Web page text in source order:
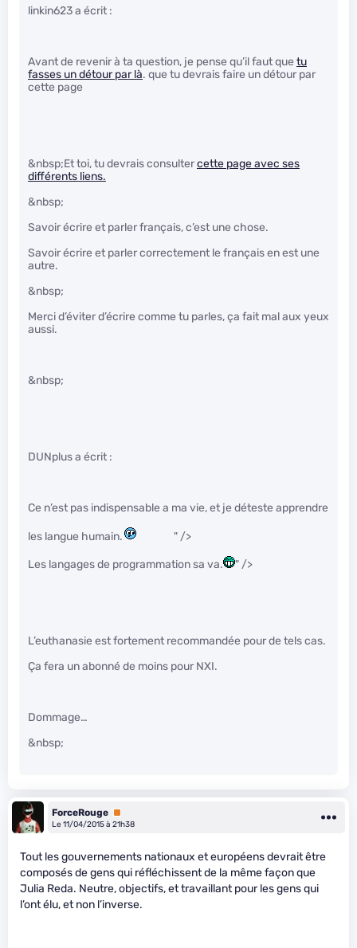
linkin623 a écrit :
Avant de revenir à ta question, je pense qu’il faut que tu
fasses un détour par là. que tu devrais faire un détour par
cette page
&nbsp;Et toi, tu devrais consultercette page avec ses
différents liens.
&nbsp;
Savoir écrire et parler français, c’est une chose.
Savoir écrire et parler correctement le français en est une
autre.
&nbsp;
Merci d’éviter d’écrire comme tu parles, ça fait mal aux yeux
aussi.
&nbsp;
DUNplus a écrit :
Ce n’est pas indispensable a ma vie, et je déteste apprendre
les langue humain. " />
Les langages de programmation sa va. " />
L’euthanasie est fortement recommandée pour de tels cas.
Ça fera un abonné de moins pour NXI.
Dommage…
&nbsp;
ForceRouge Premium
Le 11/04/2015 à 21h38
Tout les gouvernements nationaux et européens devrait être
composés de gens qui réfléchissent de la même façon que
Julia Reda. Neutre, objectifs, et travaillant pour les gens qui
l’ont élu, et non l’inverse.